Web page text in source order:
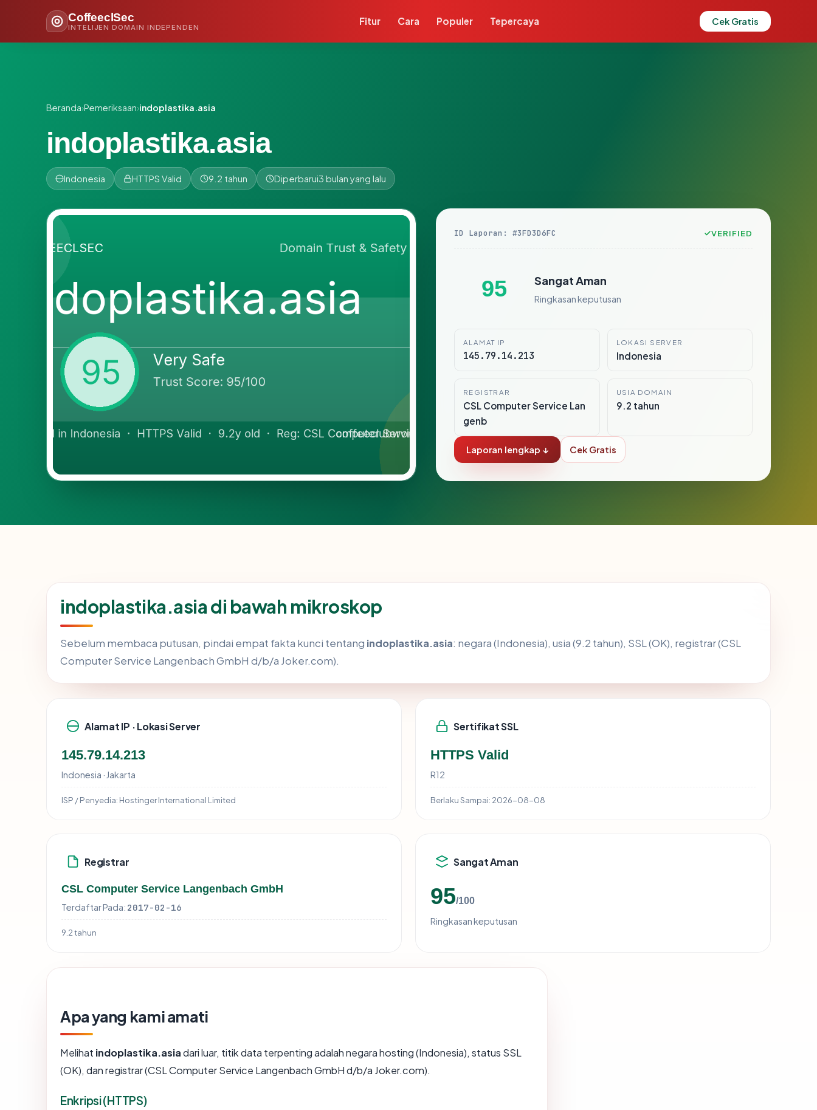
CoffeeclSec
INTELIJEN DOMAIN INDEPENDEN
Fitur Cara Populer Tepercaya Cek Gratis
Beranda›Pemeriksaan›indoplastika.asia
indoplastika.asia
Indonesia HTTPS Valid 9.2 tahun Diperbarui3 bulan yang lalu
ID Laporan: #3FD3D6FC VERIFIED
95 Sangat Aman
Ringkasan keputusan
ALAMAT IP
145.79.14.213
LOKASI SERVER
Indonesia
REGISTRAR
CSL Computer Service Lan
genb
USIA DOMAIN
9.2 tahun
Laporan lengkap ↓ Cek Gratis
indoplastika.asia di bawah mikroskop
Sebelum membaca putusan, pindai empat fakta kunci tentang indoplastika.asia: negara (Indonesia), usia (9.2 tahun), SSL (OK), registrar (CSL
Computer Service Langenbach GmbH d/b/a Joker.com).
Alamat IP · Lokasi Server
145.79.14.213
Indonesia · Jakarta
ISP / Penyedia: Hostinger International Limited
Sertifikat SSL
HTTPS Valid
R12
Berlaku Sampai: 2026-08-08
Registrar
CSL Computer Service Langenbach GmbH
Terdaftar Pada: 2017-02-16
9.2 tahun
Sangat Aman
95/100
Ringkasan keputusan
Apa yang kami amati
Melihat indoplastika.asiadari luar, titik data terpenting adalah negara hosting (Indonesia), status SSL
(OK), dan registrar (CSL Computer Service Langenbach GmbH d/b/a Joker.com).
Enkripsi (HTTPS)